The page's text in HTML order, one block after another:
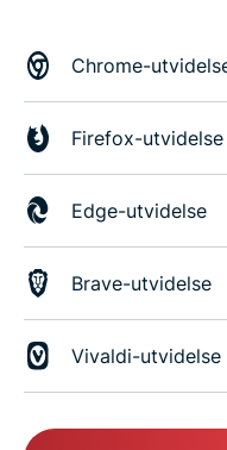
Chrome-
Firefox-utvidelse
Edge-utvidelse
Brave-utvidelse
Vivaldi-utvidelse